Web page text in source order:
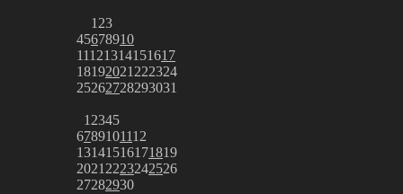
1 23
45678910
11121314151617
18192021 222324
25262728293031
1 2345
6789101112
13141516171819
2021 2223242526
27282930